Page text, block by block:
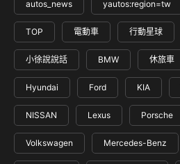
autos_news yautos:region=tw
TOP 電動車 行動星球
小徐說說話 BMW 休旅車
Hyundai Ford KIA
NISSAN Lexus Porsche
Volkswagen Mercedes-Benz